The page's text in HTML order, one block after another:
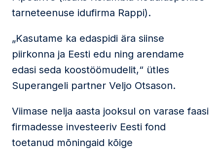
tarneteenuse idufirma Rappi).
„Kasutame ka edaspidi ära siinse
piirkonna ja Eesti edu ning arendame
edasi seda koostöömudelit,“ ütles
Superangeli partner Veljo Otsason.
Viimase nelja aasta jooksul on varase faasi
firmadesse investeeriv Eesti fond
toetanud mõningaid kõige